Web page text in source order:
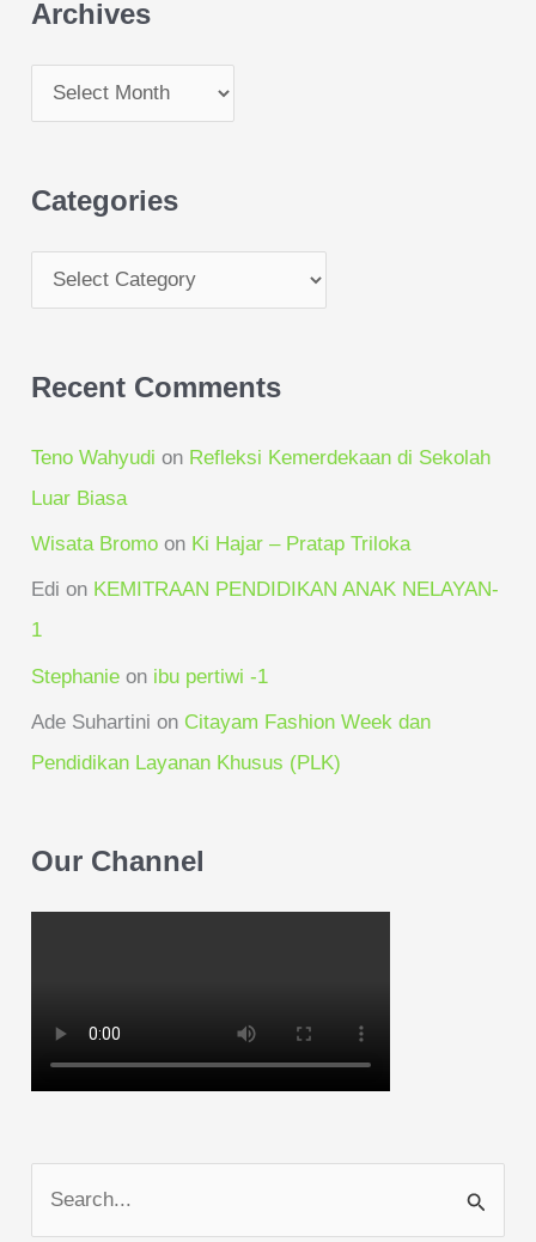
r
c
o
Archives
Categories
Recent Comments
Teno Wahyudi on Refleksi Kemerdekaan di Sekolah
Luar Biasa
Wisata Bromo on Ki Hajar – Pratap Triloka
Edi on KEMITRAAN PENDIDIKAN ANAK NELAYAN-
1
Stephanie on ibu pertiwi -1
Ade Suhartini on Citayam Fashion Week dan
Pendidikan Layanan Khusus (PLK)
Our Channel